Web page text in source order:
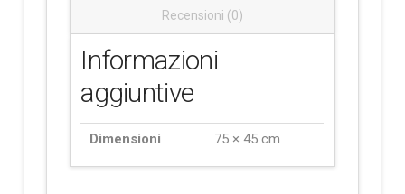
Recensioni (0)
Informazioni
aggiuntive
Dimensioni 75 × 45 cm